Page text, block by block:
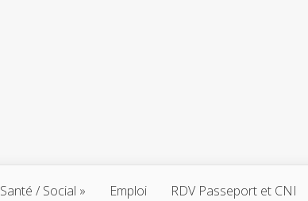
Santé / Social Emploi RDV Passeport et CNI